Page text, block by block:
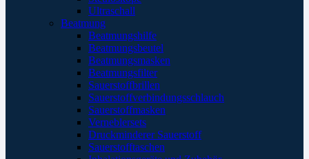
Ultraschall
Beatmung
Beatmungshilfe
Beatmungsbeutel
Beatmungsmasken
Beatmungsfilter
Sauerstoffbrillen
Sauerstoffverbindungsschlauch
Sauerstoffmasken
Verneblersets
Druckminderer Sauerstoff
Sauerstofftaschen